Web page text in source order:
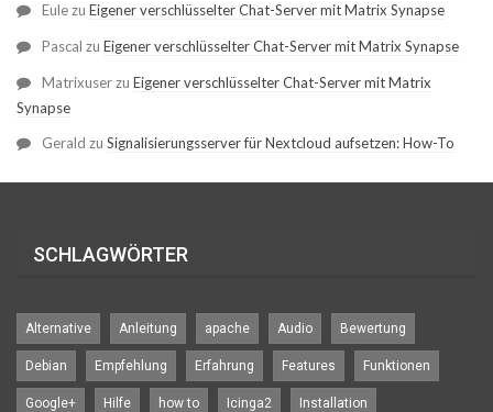
Eulezu Eigener verschlüsselter Chat-Server mit Matrix Synapse
Pascal zu Eigener verschlüsselter Chat-Server mit Matrix Synapse
Matrixuserzu Eigener verschlüsselter Chat-Server mit Matrix
Synapse
Gerald zu Signalisierungsserver für Nextcloud aufsetzen: How-To
SCHLAGWÖRTER
Alternative Anleitung apache Audio Bewertung
Debian Empfehlung Erfahrung Features Funktionen
Google+ Hilfe how to Icinga2 Installation